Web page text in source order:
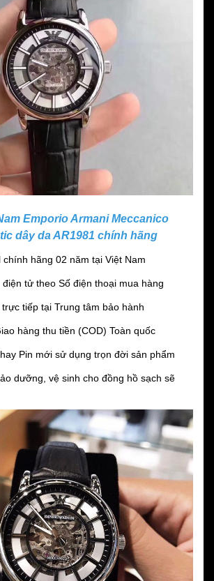
Emporio Armani Meccanico
dây da AR1981 chính hãng
chính hãng 02 năm tại Việt Nam
điện tử theo Số điện thoại mua hàng
trực tiếp tại Trung tâm bảo hành
hàng thu tiền (COD) Toàn quốc
Pin mới sử dụng trọn đời sản phẩm
dưỡng, vệ sinh cho đồng hồ sạch sẽ